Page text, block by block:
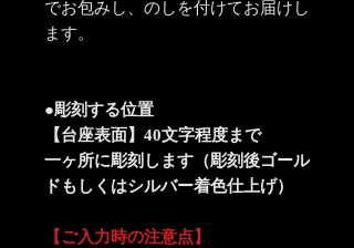
でお包みし、のしを付けてお届けし
ます。
●彫刻する位置
【台座表面】40文字程度まで
一ヶ所に彫刻します（彫刻後ゴール
ドもしくはシルバー着色仕上げ）
【ご入力時の注意点】